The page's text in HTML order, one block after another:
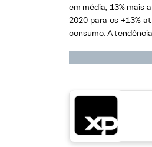
em média, 13% mais
2020 para os +13%
consumo. A